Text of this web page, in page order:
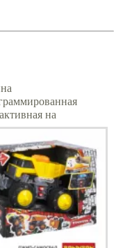
на
Bondibon
Техники", ВОХ 19,5
с